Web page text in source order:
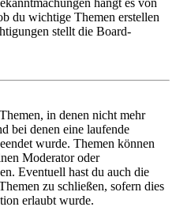
du wichtige Themen erstellen
stellt die Board-
in denen nicht mehr
bei denen eine laufende
wurde. Themen können
Moderator oder
Eventuell hast du auch die
zu schließen, sofern dies
erlaubt wurde.